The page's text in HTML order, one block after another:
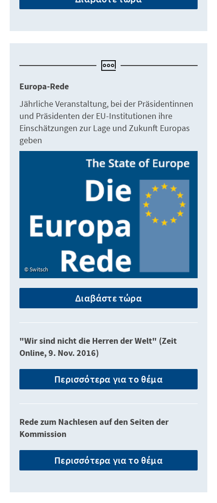
Europa-Rede
Jährliche Veranstaltung, bei der Präsidentinnen
und Präsidenten der EU-Institutionen ihre
Einschätzungen zur Lage und Zukunft Europas
geben
Switsch
Διαβάστε τώρα
"Wir sind nicht die Herren der Welt" (Zeit
Online, 9. Nov. 2016)
Περισσότερα για το θέμα
Rede zum Nachlesen auf den Seiten der
Kommission
Περισσότερα για το θέμα